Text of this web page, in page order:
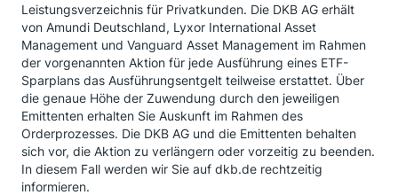
Leistungsverzeichnis für Privatkunden. Die DKB AG erhält
von Amundi Deutschland, Lyxor International Asset
Management und Vanguard Asset Management im Rahmen
der vorgenannten Aktion für jede Ausführung eines ETF-
Sparplans das Ausführungsentgelt teilweise erstattet. Über
die genaue Höhe der Zuwendung durch den jeweiligen
Emittenten erhalten Sie Auskunft im Rahmen des
Orderprozesses. Die DKB AG und die Emittenten behalten
sich vor, die Aktion zu verlängern oder vorzeitig zu beenden.
In diesem Fall werden wir Sie auf dkb.de rechtzeitig
informieren.